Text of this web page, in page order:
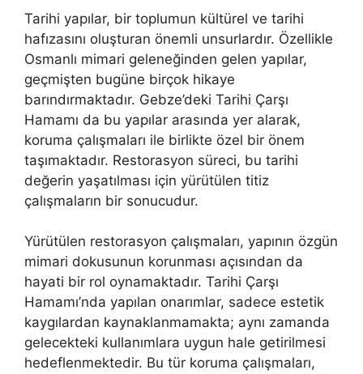
Tarihi yapılar, bir toplumun kültürel ve tarihi
hafızasını oluşturan önemli unsurlardır. Özellikle
Osmanlı mimari geleneğinden gelen yapılar,
geçmişten bugüne birçok hikaye
barındırmaktadır. Gebze’deki Tarihi Çarşı
Hamamı da bu yapılar arasında yer alarak,
koruma çalışmaları ile birlikte özel bir önem
taşımaktadır. Restorasyon süreci, bu tarihi
değerin yaşatılması için yürütülen titiz
çalışmaların bir sonucudur.
Yürütülen restorasyon çalışmaları, yapının özgün
mimari dokusunun korunması açısından da
hayati bir rol oynamaktadır. Tarihi Çarşı
Hamamı’nda yapılan onarımlar, sadece estetik
kaygılardan kaynaklanmamakta; aynı zamanda
gelecekteki kullanımlara uygun hale getirilmesi
hedeflenmektedir. Bu tür koruma çalışmaları,